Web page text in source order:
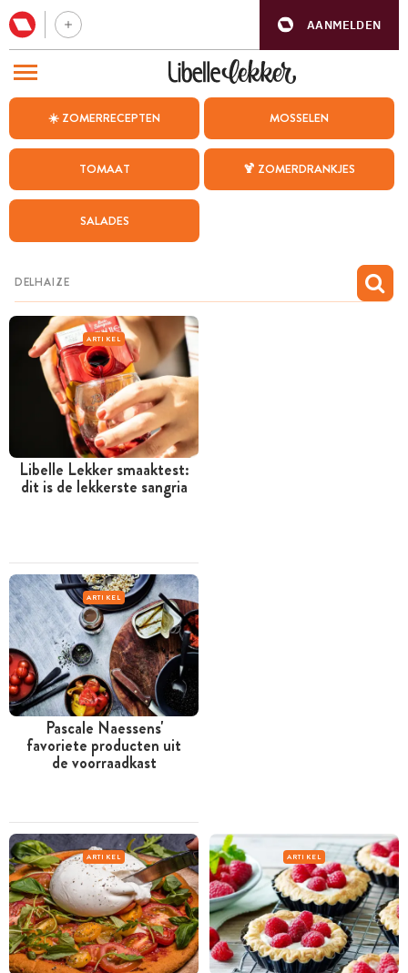
AANMELDEN
☀️ ZOMERRECEPTEN MOSSELEN
TOMAAT 🍹 ZOMERDRANKJES
SALADES
ARTIKEL
Libelle Lekker smaaktest:
dit is de lekkerste sangria
ARTIKEL
Pascale Naessens'
favoriete producten uit
de voorraadkast
ARTIKEL ARTIKEL
BEZOEK ONZE ANDERE WEBSITES
WEEKMENU
CHAT MET MAIA
MIJN BEWAARDE RECEPTEN